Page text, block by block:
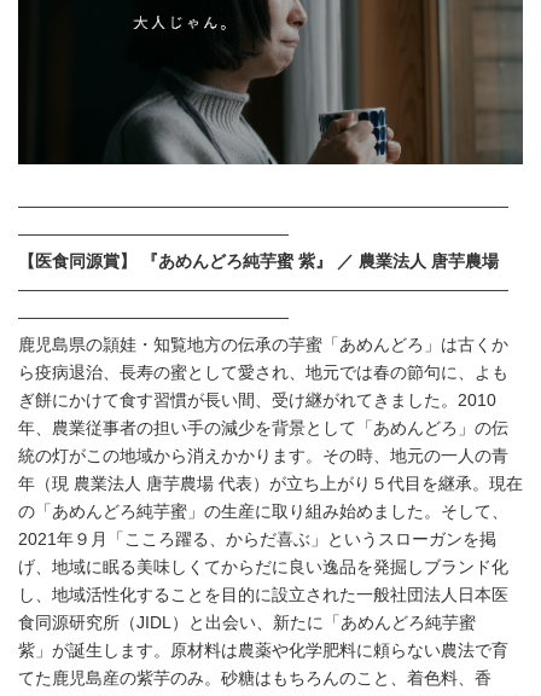
―――――――――――――――――――――――――――――
――――――――――――――――
【医食同源賞】 『あめんどろ純芋蜜 紫』 ／ 農業法人 唐芋農場
―――――――――――――――――――――――――――――
――――――――――――――――
鹿児島県の頴娃・知覧地方の伝承の芋蜜「あめんどろ」は古くか
ら疫病退治、長寿の蜜として愛され、地元では春の節句に、よも
ぎ餅にかけて食す習慣が長い間、受け継がれてきました。2010
年、農業従事者の担い手の減少を背景として「あめんどろ」の伝
統の灯がこの地域から消えかかります。その時、地元の一人の青
年（現 農業法人 唐芋農場 代表）が立ち上がり５代目を継承。現在
の「あめんどろ純芋蜜」の生産に取り組み始めました。そして、
2021年９月「こころ躍る、からだ喜ぶ」というスローガンを掲
げ、地域に眠る美味しくてからだに良い逸品を発掘しブランド化
し、地域活性化することを目的に設立された一般社団法人日本医
食同源研究所（JIDL）と出会い、新たに「あめんどろ純芋蜜
紫」が誕生します。原材料は農薬や化学肥料に頼らない農法で育
てた鹿児島産の紫芋のみ。砂糖はもちろんのこと、着色料、香